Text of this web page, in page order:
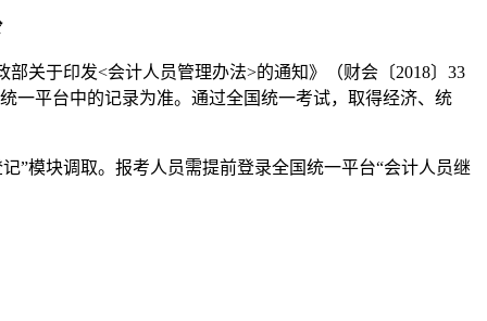
关于印发<会计人员管理办法>的通知》（财会〔2018〕33
一平台中的记录为准。通过全国统一考试，取得经济、统
”模块调取。报考人员需提前登录全国统一平台“会计人员继